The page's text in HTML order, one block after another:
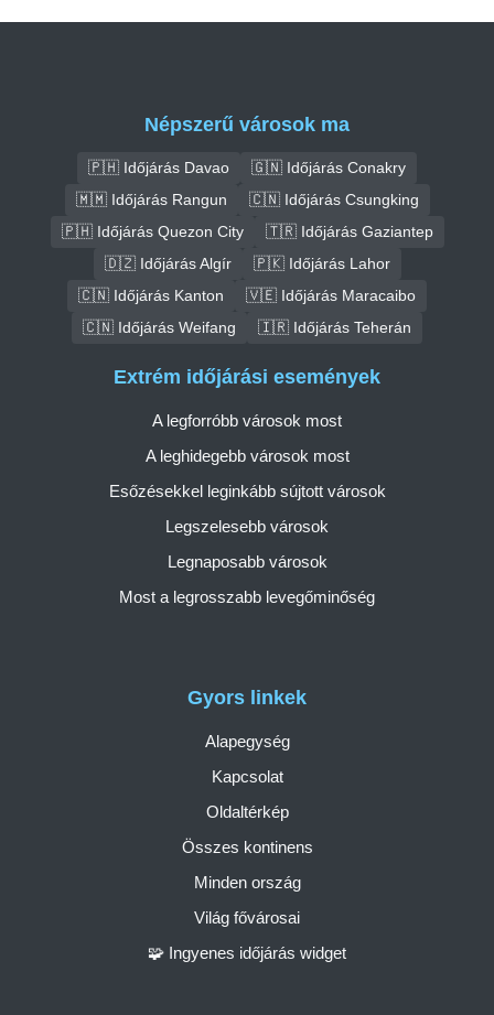
Népszerű városok ma
🇵🇭 Időjárás Davao
🇬🇳 Időjárás Conakry
🇲🇲 Időjárás Rangun
🇨🇳 Időjárás Csungking
🇵🇭 Időjárás Quezon City
🇹🇷 Időjárás Gaziantep
🇩🇿 Időjárás Algír
🇵🇰 Időjárás Lahor
🇨🇳 Időjárás Kanton
🇻🇪 Időjárás Maracaibo
🇨🇳 Időjárás Weifang
🇮🇷 Időjárás Teherán
Gyors linkek
Alapegység
Kapcsolat
Oldaltérkép
Összes kontinens
Minden ország
Világ fővárosai
🧩 Ingyenes időjárás widget
Extrém időjárási események
A legforróbb városok most
A leghidegebb városok most
Esőzésekkel leginkább sújtott városok
Legszelesebb városok
Legnaposabb városok
Most a legrosszabb levegőminőség